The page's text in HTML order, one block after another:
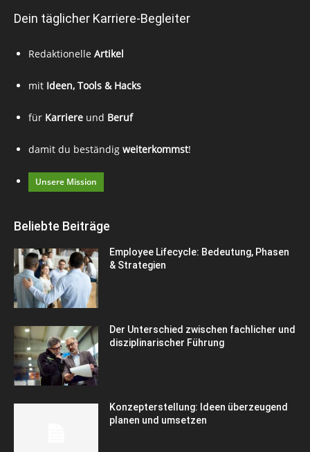
Dein täglicher Karriere-Begleiter
Redaktionelle Artikel
mit Ideen, Tools & Hacks
für Karriere und Beruf
damit du beständig weiterkommst!
Unsere Mission
Beliebte Beiträge
Employee Lifecycle: Bedeutung, Phasen
& Strategien
Der Unterschied zwischen fachlicher und
disziplinarischer Führung
Konzepterstellung: Ideen überzeugend
planen und umsetzen